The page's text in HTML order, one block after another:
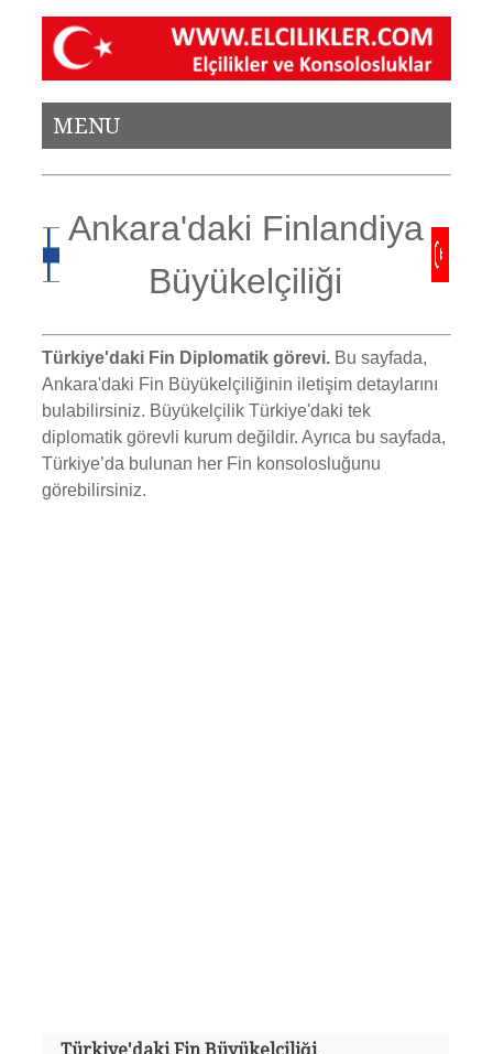
MENU
Ankara'daki Finlandiya
Büyükelçiliği
Türkiye'daki Fin Diplomatik görevi. Bu sayfada,
Ankara'daki Fin Büyükelçiliğinin iletişim detaylarını
bulabilirsiniz. Büyükelçilik Türkiye'daki tek
diplomatik görevli kurum değildir. Ayrıca bu sayfada,
Türkiye’da bulunan her Fin konsolosluğunu
görebilirsiniz.